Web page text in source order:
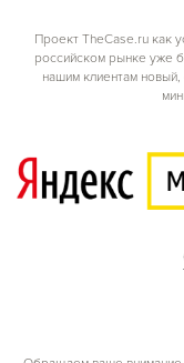
Проект TheCase.ru как
российском рынке уже
нашим клиентам